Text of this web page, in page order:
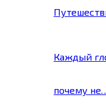
Каждый
почему не…